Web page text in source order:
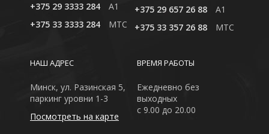
+375 29 3333 284
A1
+375 33 3333 284
MTC
+375 29 657 26 88
A1
+375 33 357 26 88
MTC
ВРЕМЯ РАБОТЫ
Ежедневно без
выходных
с 9.00 до 20.00
НАШ АДРЕС
Минск, ул. Разинская 5,
паркинг уровни 1-3
Посмотреть на карте